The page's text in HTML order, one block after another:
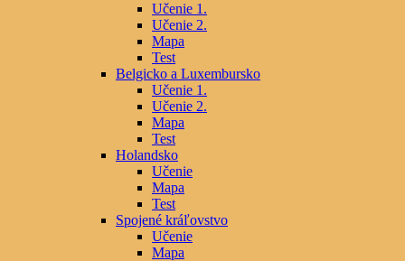
Učenie 1.
Učenie 2.
Mapa
Test
Belgicko a Luxembursko
Učenie 1.
Učenie 2.
Mapa
Test
Holandsko
Učenie
Mapa
Test
Spojené kráľovstvo
Učenie
Mapa